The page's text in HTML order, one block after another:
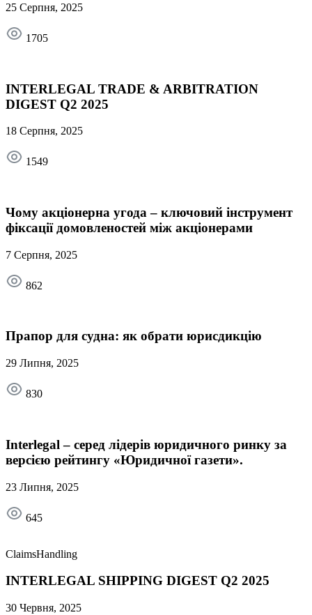
25 Серпня, 2025
1705
INTERLEGAL TRADE & ARBITRATION
DIGEST Q2 2025
18 Серпня, 2025
1549
Чому акціонерна угода – ключовий інструмент
фіксації домовленостей між акціонерами
7 Серпня, 2025
862
Прапор для судна: як обрати юрисдикцію
29 Липня, 2025
830
Interlegal – серед лідерів юридичного ринку за
версією рейтингу «Юридичної газети».
23 Липня, 2025
645
ClaimsHandling
INTERLEGAL SHIPPING DIGEST Q2 2025
30 Червня, 2025